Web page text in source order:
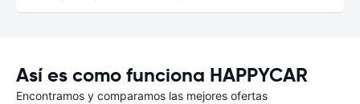
Así es como funciona HAPPYCAR
Encontramos y comparamos las mejores ofertas